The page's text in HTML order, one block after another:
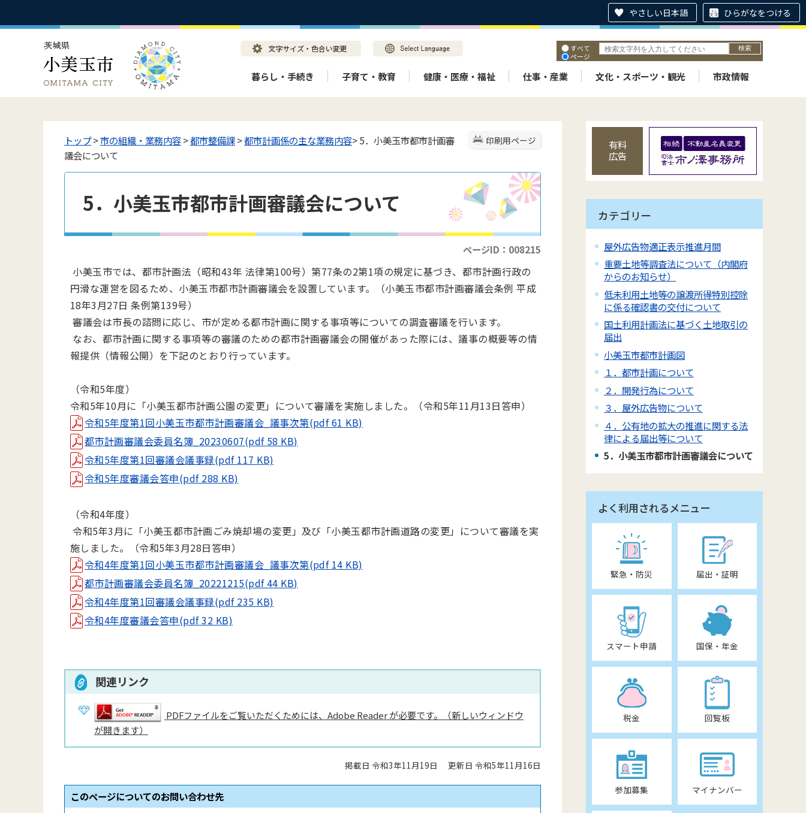
やさしい日本語 ひらがなをつける
すべて
ページ
暮らし・手続き 子育て・教育 健康・医療・福祉 仕事・産業 文化・スポーツ・観光 市政情報
印刷用ページ
トップ>市の組織・業務内容>都市整備課>都市計画係の主な業務内容> 5．小美玉市都市計画審
議会について
5．小美玉市都市計画審議会について
ページID：008215
小美玉市では、都市計画法（昭和43年 法律第100号）第77条の2第1項の規定に基づき、都市計画行政の
円滑な運営を図るため、小美玉市都市計画審議会を設置しています。（小美玉市都市計画審議会条例 平成
18年3月27日 条例第139号）
審議会は市長の諮問に応じ、市が定める都市計画に関する事項等についての調査審議を行います。
なお、都市計画に関する事項等の審議のための都市計画審議会の開催があった際には、議事の概要等の情
報提供（情報公開）を下記のとおり行っています。
（令和5年度）
令和5年10月に「小美玉都市計画公園の変更」について審議を実施しました。（令和5年11月13日答申）
令和5年度第1回小美玉市都市計画審議会_議事次第(pdf 61 KB)
都市計画審議会委員名簿_20230607(pdf 58 KB)
令和5年度第1回審議会議事録(pdf 117 KB)
令和5年度審議会答申(pdf 288 KB)
（令和4年度）
令和5年3月に「小美玉都市計画ごみ焼却場の変更」及び「小美玉都市計画道路の変更」について審議を実
施しました。（令和5年3月28日答申）
令和4年度第1回小美玉市都市計画審議会_議事次第(pdf 14 KB)
都市計画審議会委員名簿_20221215(pdf 44 KB)
令和4年度第1回審議会議事録(pdf 235 KB)
令和4年度審議会答申(pdf 32 KB)
関連リンク
PDFファイルをご覧いただくためには、Adobe Reader が必要です。（新しいウィンドウ
が開きます）
掲載日 令和3年11月19日 更新日 令和5年11月16日
このページについてのお問い合わせ先
有料
広告
カテゴリー
屋外広告物適正表示推進月間
重要土地等調査法について（内閣府
からのお知らせ）
低未利用土地等の譲渡所得特別控除
に係る確認書の交付について
国土利用計画法に基づく土地取引の
届出
小美玉市都市計画図
１．都市計画について
２．開発行為について
３．屋外広告物について
４．公有地の拡大の推進に関する法
律による届出等について
5．小美玉市都市計画審議会について
よく利用されるメニュー
緊急・防災 届出・証明
スマート申請 国保・年金
税金 回覧板
参加募集 マイナンバー